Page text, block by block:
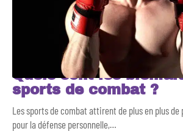
Quels sont les
sports de combat ?
Les sports de combat attirent de plus en plus de
pour la défense personnelle,…